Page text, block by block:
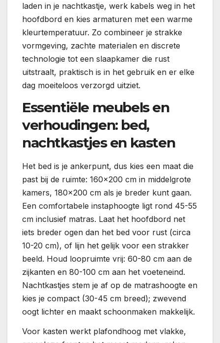
laden in je nachtkastje, werk kabels weg in het
hoofdbord en kies armaturen met een warme
kleurtemperatuur. Zo combineer je strakke
vormgeving, zachte materialen en discrete
technologie tot een slaapkamer die rust
uitstraalt, praktisch is in het gebruik en er elke
dag moeiteloos verzorgd uitziet.
Essentiële meubels en
verhoudingen: bed,
nachtkastjes en kasten
Het bed is je ankerpunt, dus kies een maat die
past bij de ruimte: 160×200 cm in middelgrote
kamers, 180×200 cm als je breder kunt gaan.
Een comfortabele instaphoogte ligt rond 45-55
cm inclusief matras. Laat het hoofdbord net
iets breder ogen dan het bed voor rust (circa
10-20 cm), of lijn het gelijk voor een strakker
beeld. Houd loopruimte vrij: 60-80 cm aan de
zijkanten en 80-100 cm aan het voeteneind.
Nachtkastjes stem je af op de matrashoogte en
kies je compact (30-45 cm breed); zwevend
oogt lichter en maakt schoonmaken makkelijk.
Voor kasten werkt plafondhoog met vlakke,